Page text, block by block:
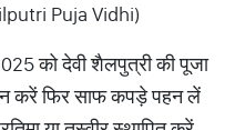
Puja Vidhi)
को देवी शैलपुत्री की पूजा
करें फिर साफ कपड़े पहन लें